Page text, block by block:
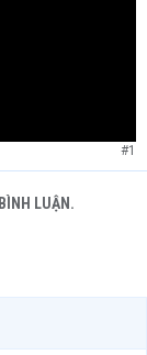
#1
LUẬN.